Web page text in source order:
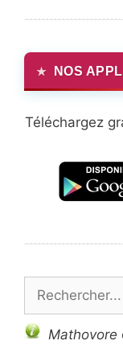
NOS
Téléchargez
Mathovore